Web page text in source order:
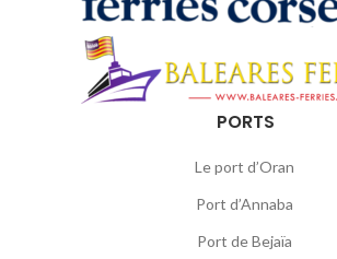
PORTS
Le port d’Oran
Port d’Annaba
Port de Bejaïa